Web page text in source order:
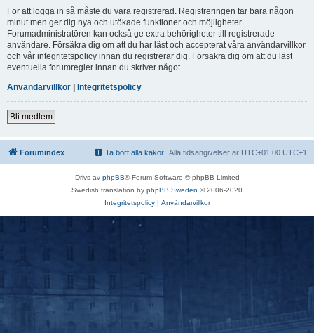
För att logga in så måste du vara registrerad. Registreringen tar bara någon
minut men ger dig nya och utökade funktioner och möjligheter.
Forumadministratören kan också ge extra behörigheter till registrerade
användare. Försäkra dig om att du har läst och accepterat våra användarvillkor
och vår integritetspolicy innan du registrerar dig. Försäkra dig om att du läst
eventuella forumregler innan du skriver något.
Användarvillkor | Integritetspolicy
Bli medlem
Forumindex Alla tidsangivelser är UTC+01:00 UTC+1
Ta bort alla kakor
Drivs av phpBB® Forum Software © phpBB Limited
Swedish translation by phpBB Sweden © 2006-2020
Integritetspolicy| Användarvillkor